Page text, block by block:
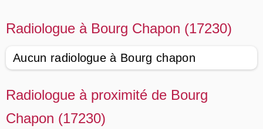
Radiologue à Bourg Chapon (17230)
Aucun radiologue à Bourg chapon
Radiologue à proximité de Bourg
Chapon (17230)